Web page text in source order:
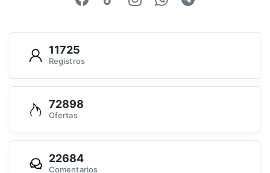
11725
Registros
72898
Ofertas
22684
Comentarios